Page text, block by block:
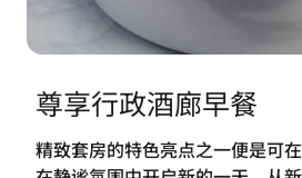
尊享行政酒廊早餐
精致套房的特色亮点之一便是可